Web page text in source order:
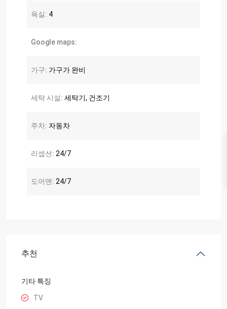
욕실: 4
Google maps:
가구: 가구가 완비
세탁 시설: 세탁기, 건조기
주차: 자동차
리셉션: 24/7
도어맨: 24/7
추천
기타 특징
TV